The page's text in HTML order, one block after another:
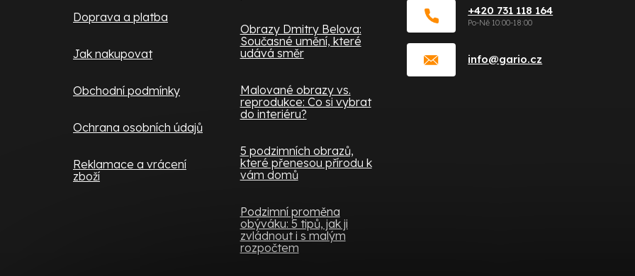
Doprava a platba
Jak nakupovat
Obchodní podmínky
Ochrana osobních údajů
Reklamace a vrácení
zboží
Obrazy Dmitry Belova:
Současné umění, které
udává směr
Malované obrazy vs.
reprodukce: Co si vybrat
do interiéru?
5 podzimních obrazů,
které přenesou přírodu k
vám domů
Podzimní proměna
obýváku: 5 tipů, jak ji
zvládnout i s malým
rozpočtem
info@gario.cz
+420 731 118 164